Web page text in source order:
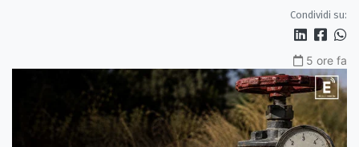
Condividi su:
5 ore fa